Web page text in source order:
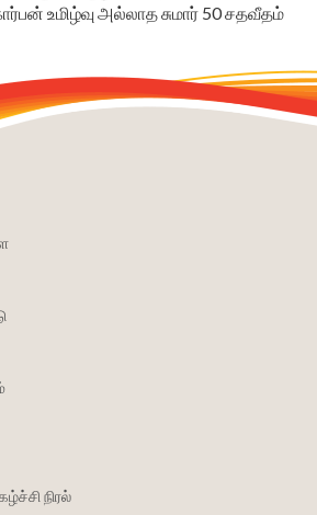
உமிழ்வு அல்லாத சுமார் 50 சதவீதம்
நிரல்